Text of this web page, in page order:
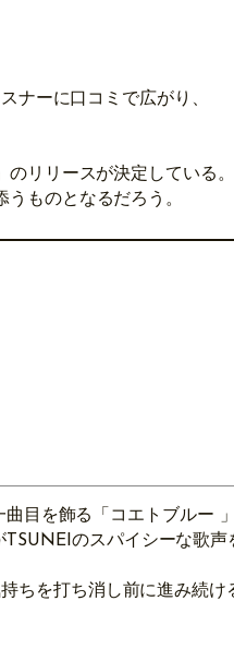
ナーに口コミで広がり、
リリースが決定している。
ものとなるだろう。
目を飾る「コエトブルー 」
のスパイシーな歌声
ちを打ち消し前に進み続け